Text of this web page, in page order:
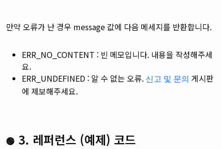
만약 오류가 난 경우 message 값에 다음 메세지를 반환합니다.
ERR_NO_CONTENT : 빈 메모입니다. 내용을 작성해주세
요.
ERR_UNDEFINED : 알 수 없는 오류. 신고 및 문의 게시판
에 제보해주세요.
🟢 3. 레퍼런스 (예제) 코드